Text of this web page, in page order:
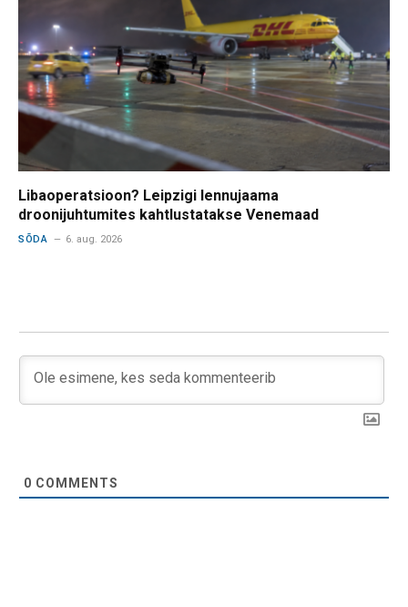
Libaoperatsioon? Leipzigi lennujaama
droonijuhtumites kahtlustatakse Venemaad
SÕDA 6. aug. 2026
0 COMMENTS